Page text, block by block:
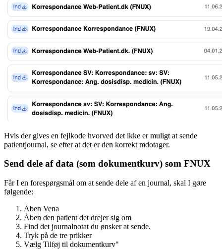
Hvis der gives en fejlkode hvorved det ikke er muligt at sende
patientjournal, se efter at det er den korrekt mdotager.
Send dele af data (som dokumentkurv) som FNUX
Får I en forespørgsmål om at sende dele af en journal, skal I gøre
følgende:
Åben Vena
Åben den patient det drejer sig om
Find det journalnotat du ønsker at sende.
Tryk på de tre prikker
Vælg Tilføj til dokumentkurv"